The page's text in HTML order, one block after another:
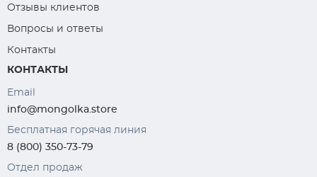
Отзывы клиентов
Вопросы и ответы
Контакты
КОНТАКТЫ
Email
info@mongolka.store
Бесплатная горячая линия
8 (800) 350-73-79
Отдел продаж